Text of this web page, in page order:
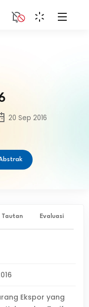
20 Sep 2016
Tautan Evaluasi
Ekspor yang